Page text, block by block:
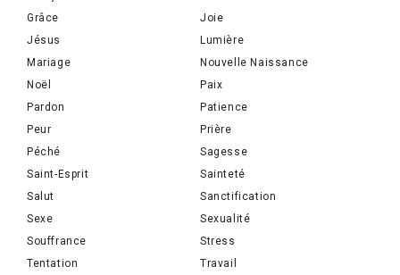
Grâce
Joie
Jésus
Lumière
Mariage
Nouvelle Naissance
Noël
Paix
Pardon
Patience
Peur
Prière
Péché
Sagesse
Saint-Esprit
Sainteté
Salut
Sanctification
Sexe
Sexualité
Souffrance
Stress
Tentation
Travail